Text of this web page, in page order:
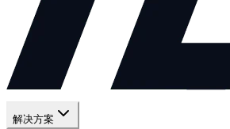
解决方案